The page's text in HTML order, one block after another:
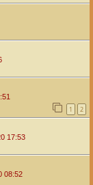
1 2
17:53
08:52